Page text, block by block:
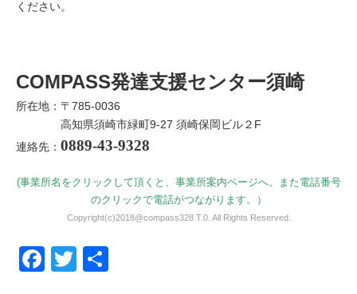
ください。
COMPASS発達支援センター須崎
所在地：〒785-0036
高知県須崎市緑町9-27 須崎保岡ビル２F
連絡先： 0889-43-9328
(事業所名をクリックして頂くと、事業所案内ページへ。また電話番号
のクリックで電話がつながります。）
Copyright(c)2018@compass328 T.0. All Rights Reserved.
FacebookTwitter